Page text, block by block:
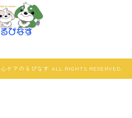
ケアのるぴなす ALL RIGHTS RESERVED.